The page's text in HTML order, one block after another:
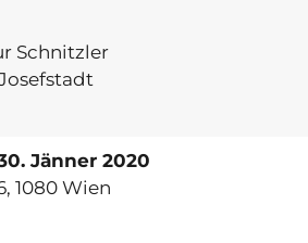
Schnitzler
Jänner 2020
1080 Wien